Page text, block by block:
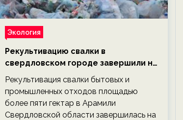
Экология
Рекультивацию свалки в
свердловском городе завершили на
год раньше планируемого срока —
новости экологии на ECOportal
Рекультивация свалки бытовых и
промышленных отходов площадью
более пяти гектар в Арамили
Свердловской области завершилась на